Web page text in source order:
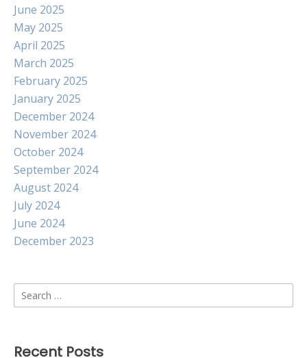
June 2025
May 2025
April 2025
March 2025
February 2025
January 2025
December 2024
November 2024
October 2024
September 2024
August 2024
July 2024
June 2024
December 2023
Search
for:
Recent Posts